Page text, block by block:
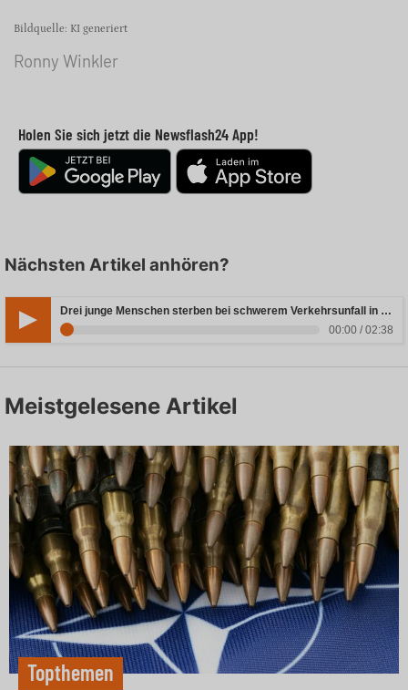
Bildquelle: KI generiert
Ronny Winkler
Holen Sie sich jetzt die Newsflash24 App!
Nächsten Artikel anhören?
Drei junge Menschen sterben bei schwerem Verkehrsunfall in Rheinland-Pfalz
00:00 / 02:38
Meistgelesene Artikel
Topthemen